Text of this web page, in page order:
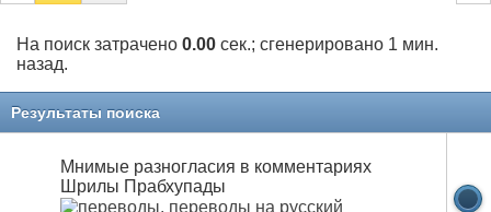
На поиск затрачено 0.00 сек.; сгенерировано 1 мин.
назад.
Результаты поиска
Мнимые разногласия в комментариях
Шрилы Прабхупады